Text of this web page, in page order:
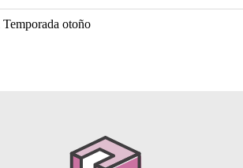
Temporada otoño